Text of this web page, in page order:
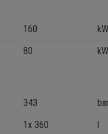
160
80
343
bar
1x 360 l